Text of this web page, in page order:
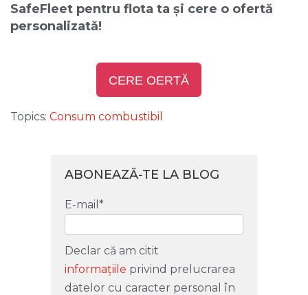
SafeFleet pentru flota ta și cere o ofertă
personalizată!
CERE OERTĂ
Topics: Consum combustibil
ABONEAZĂ-TE LA BLOG
E-mail *
Declar că am citit
informațiile privind prelucrarea
datelor cu caracter personal în